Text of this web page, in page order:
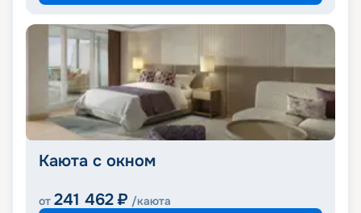
Каюта с окном
от 241 462 ₽ /каюта